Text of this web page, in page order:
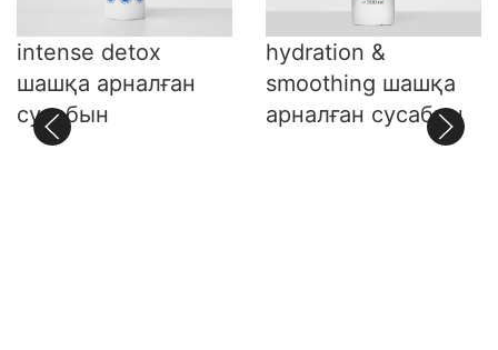
intense detox
шашқа арналған
сусабын
hydration &
smoothing шашқа
арналған сусабын